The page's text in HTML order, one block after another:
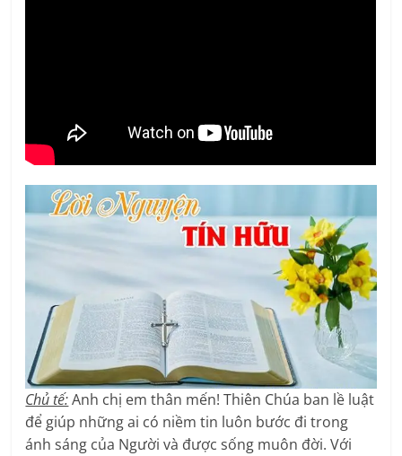
Chủ tế: Anh chị em thân mến! Thiên Chúa ban lề luật
để giúp những ai có niềm tin luôn bước đi trong
ánh sáng của Người và được sống muôn đời. Với